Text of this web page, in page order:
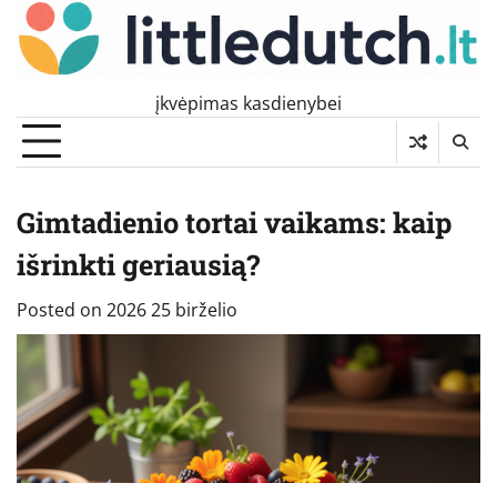
Skip
content
įkvėpimas kasdienybei
Gimtadienio tortai vaikams: kaip
išrinkti geriausią?
Posted on 2026 25 birželio